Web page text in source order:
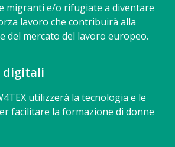
migranti e/o rifugiate a diventare
lavoro che contribuirà alla
del mercato del lavoro europeo.
digitali
utilizzerà la tecnologia e le
facilitare la formazione di donne